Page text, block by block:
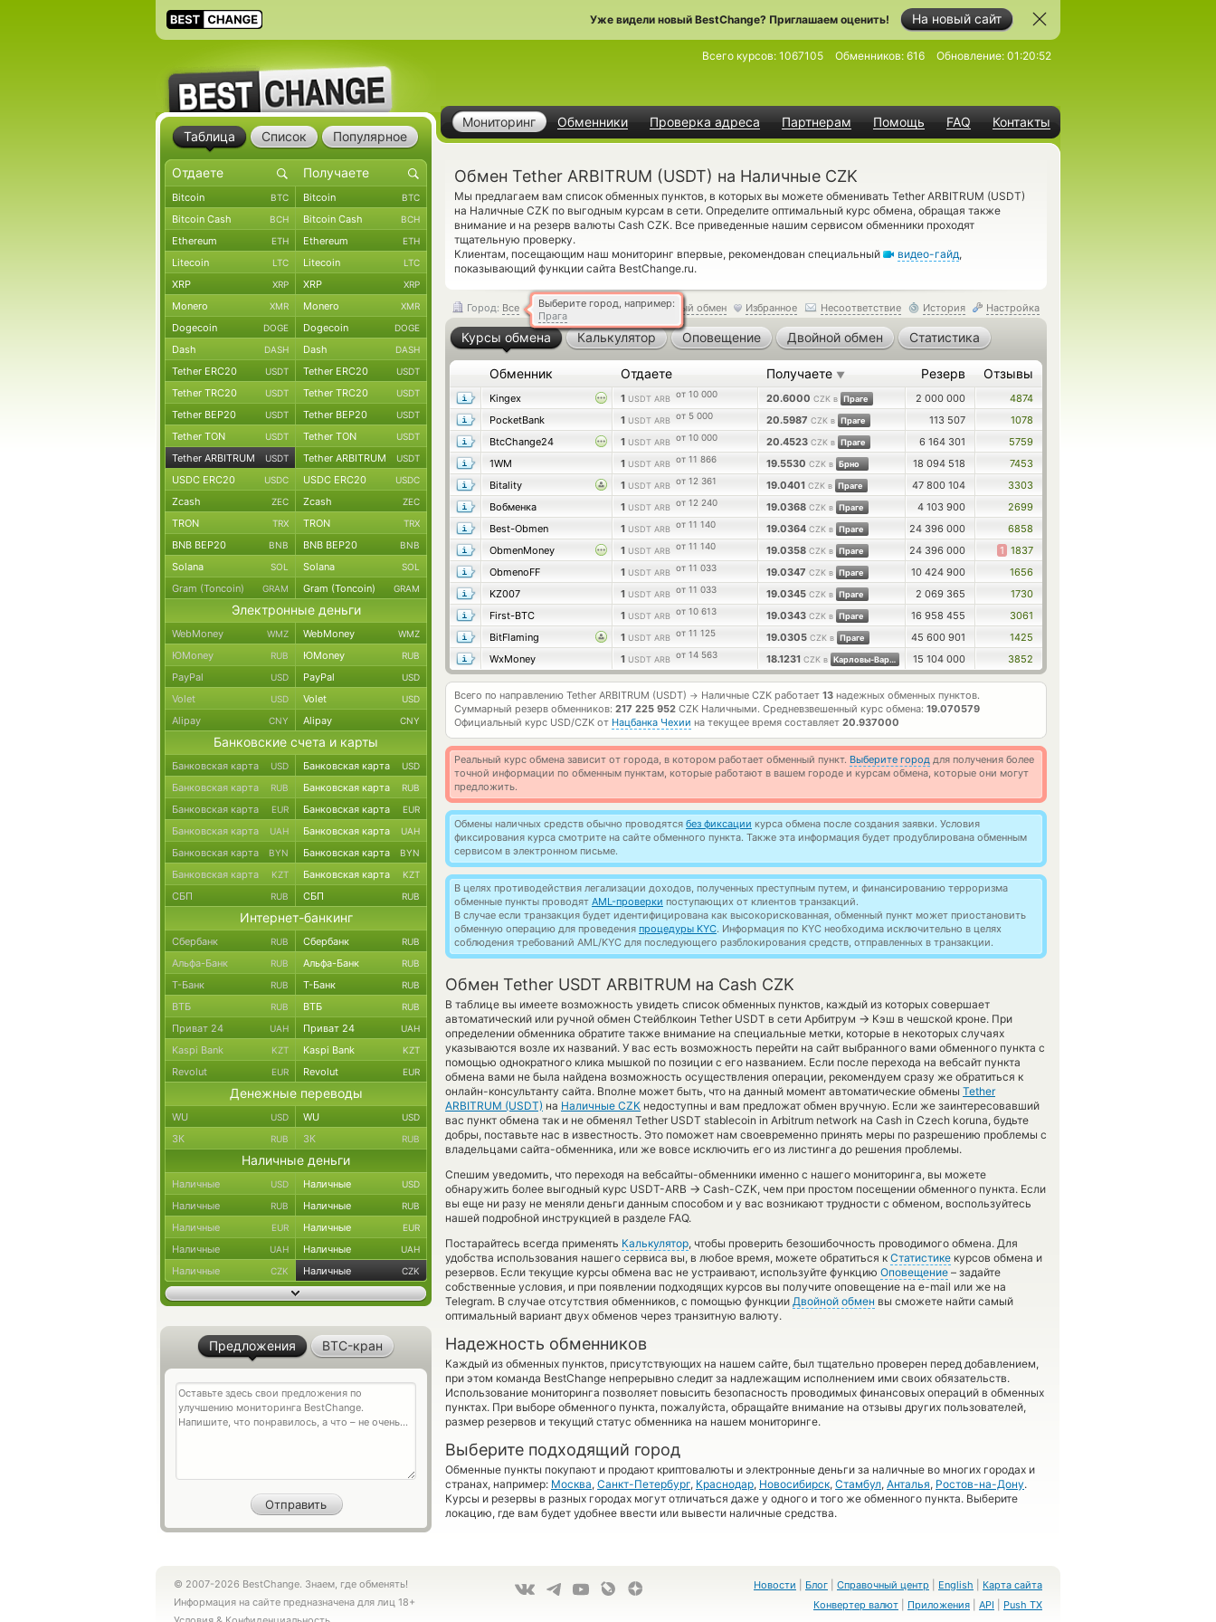
На новый сайт
Уже видели новый BestChange? Приглашаем оценить!
Мониторинг Обменники Проверка адреса Партнерам Помощь FAQ Контакты
Всего курсов: 1067105 Обменников: 616 Обновление: 01:20:52
Обмен Tether ARBITRUM (USDT) на Наличные CZK
Мы предлагаем вам список обменных пунктов, в которых вы можете обменивать Tether ARBITRUM (USDT)
на Наличные CZK по выгодным курсам в сети. Определите оптимальный курс обмена, обращая также
внимание и на резерв валюты Cash CZK. Все приведенные нашим сервисом обменники проходят
тщательную проверку.
Клиентам, посещающим наш мониторинг впервые, рекомендован специальный
видео-гайд,
показывающий функции сайта BestChange.ru.
Обратный обмен Избранное Несоответствие История Настройка
Город: Все
Выберите город, например:
Прага
Курсы обмена Калькулятор Оповещение Двойной обмен Статистика
Обменник Отдаете Получаете ▼ Резерв Отзывы
Kingex 1 USDT ARB от 10 000 20.6000 CZK в Праге 2 000 000
4874
PocketBank
1 USDT ARB от 5 000 20.5987 CZK в Праге 113 507
1078
BtcChange24
1 USDT ARB от 10 000 20.4523 CZK в Праге 6 164 301
5759
1WM
1 USDT ARB от 11 866 19.5530 CZK в Брно 18 094 518
7453
Bitality
1 USDT ARB от 12 361 19.0401 CZK в Праге 47 800 104
3303
Вобменка
1 USDT ARB от 12 240 19.0368 CZK в Праге 4 103 900
2699
Best-Obmen
1 USDT ARB от 11 140 19.0364 CZK в Праге 24 396 000
6858
ObmenMoney
1 USDT ARB от 11 140 19.0358 CZK в Праге 24 396 000 1 1837
ObmenoFF
1 USDT ARB от 11 033 19.0347 CZK в Праге 10 424 900
1656
KZ007
1 USDT ARB от 11 033 19.0345 CZK в Праге 2 069 365
1730
First-BTC
1 USDT ARB от 10 613 19.0343 CZK в Праге 16 958 455
3061
BitFlaming
1 USDT ARB от 11 125 19.0305 CZK в Праге 45 600 901
1425
WxMoney
1 USDT ARB от 14 563 18.1231 CZK в Карловы-Варах 15 104 000 3852
Всего по направлению Tether ARBITRUM (USDT) → Наличные CZK работает 13 надежных обменных пунктов.
Суммарный резерв обменников: 217 225 952 CZK Наличными. Средневзвешенный курс обмена: 19.070579
Официальный курс USD/CZK от Нацбанка Чехии на текущее время составляет 20.937000
Реальный курс обмена зависит от города, в котором работает обменный пункт. Выберите город для получения более
точной информации по обменным пунктам, которые работают в вашем городе и курсам обмена, которые они могут
предложить.
Обмены наличных средств обычно проводятся без фиксации курса обмена после создания заявки. Условия
фиксирования курса смотрите на сайте обменного пункта. Также эта информация будет продублирована обменным
сервисом в электронном письме.
В целях противодействия легализации доходов, полученных преступным путем, и финансированию терроризма
обменные пункты проводят AML-проверки поступающих от клиентов транзакций.
В случае если транзакция будет идентифицирована как высокорискованная, обменный пункт может приостановить
обменную операцию для проведения процедуры KYC. Информация по KYC необходима исключительно в целях
соблюдения требований AML/KYC для последующего разблокирования средств, отправленных в транзакции.
Обмен Tether USDT ARBITRUM на Cash CZK
В таблице вы имеете возможность увидеть список обменных пунктов, каждый из которых совершает
автоматический или ручной обмен Стейблкоин Tether USDT в сети Арбитрум → Кэш в чешской кроне. При
определении обменника обратите также внимание на специальные метки, которые в некоторых случаях
указываются возле их названий. У вас есть возможность перейти на сайт выбранного вами обменного пункта с
помощью однократного клика мышкой по позиции с его названием. Если после перехода на вебсайт пункта
обмена вами не была найдена возможность осуществления операции, рекомендуем сразу же обратиться к
онлайн-консультанту сайта. Вполне может быть, что на данный момент автоматические обмены Tether
ARBITRUM (USDT) на Наличные CZK недоступны и вам предложат обмен вручную. Если же заинтересовавший
вас пункт обмена так и не обменял Tether USDT stablecoin in Arbitrum network на Cash in Czech koruna, будьте
добры, поставьте нас в известность. Это поможет нам своевременно принять меры по разрешению проблемы с
владельцами сайта-обменника, или же вовсе исключить его из листинга до решения проблемы.
Спешим уведомить, что переходя на вебсайты-обменники именно с нашего мониторинга, вы можете
обнаружить более выгодный курс USDT-ARB → Cash-CZK, чем при простом посещении обменного пункта. Если
вы еще ни разу не меняли деньги данным способом и у вас возникают трудности с обменом, воспользуйтесь
нашей подробной инструкцией в разделе FAQ.
Постарайтесь всегда применять Калькулятор, чтобы проверить безошибочность проводимого обмена. Для
удобства использования нашего сервиса вы, в любое время, можете обратиться к Статистике курсов обмена и
резервов. Если текущие курсы обмена вас не устраивают, используйте функцию Оповещение – задайте
собственные условия, и при появлении подходящих курсов вы получите оповещение на e-mail или же на
Telegram. В случае отсутствия обменников, с помощью функции Двойной обмен вы сможете найти самый
оптимальный вариант двух обменов через транзитную валюту.
Надежность обменников
Каждый из обменных пунктов, присутствующих на нашем сайте, был тщательно проверен перед добавлением,
при этом команда BestChange непрерывно следит за надлежащим исполнением ими своих обязательств.
Использование мониторинга позволяет повысить безопасность проводимых финансовых операций в обменных
пунктах. При выборе обменного пункта, пожалуйста, обращайте внимание на отзывы других пользователей,
размер резервов и текущий статус обменника на нашем мониторинге.
Выберите подходящий город
Обменные пункты покупают и продают криптовалюты и электронные деньги за наличные во многих городах и
странах, например: Москва, Санкт-Петербург, Краснодар, Новосибирск, Стамбул, Анталья, Ростов-на-Дону.
Курсы и резервы в разных городах могут отличаться даже у одного и того же обменного пункта. Выберите
локацию, где вам будет удобнее ввести или вывести наличные средства.
Таблица Список Популярное
Bitcoin BTC Bitcoin BTC
Bitcoin Cash BCH Bitcoin Cash BCH
Ethereum ETH Ethereum ETH
Litecoin LTC Litecoin LTC
XRP XRP XRP XRP
Monero XMR Monero XMR
Dogecoin DOGE Dogecoin DOGE
Dash DASH Dash DASH
Tether ERC20 USDT Tether ERC20 USDT
Tether TRC20 USDT Tether TRC20 USDT
Tether BEP20 USDT Tether BEP20 USDT
Tether TON USDT Tether TON USDT
Tether ARBITRUM USDT Tether ARBITRUM USDT
USDC ERC20 USDC USDC ERC20 USDC
Zcash ZEC Zcash ZEC
TRON TRX TRON TRX
BNB BEP20 BNB BNB BEP20 BNB
Solana SOL Solana SOL
Gram (Toncoin) GRAM Gram (Toncoin) GRAM
Электронные деньги
WebMoney WMZ WebMoney WMZ
ЮMoney RUB ЮMoney RUB
PayPal USD PayPal USD
Volet USD Volet USD
Alipay CNY Alipay CNY
Банковские счета и карты
Банковская карта USD Банковская карта USD
Банковская карта RUB Банковская карта RUB
Банковская карта EUR Банковская карта EUR
Банковская карта UAH Банковская карта UAH
Банковская карта BYN Банковская карта BYN
Банковская карта KZT Банковская карта KZT
СБП RUB СБП RUB
Интернет-банкинг
Сбербанк RUB Сбербанк RUB
Альфа-Банк RUB Альфа-Банк RUB
Т-Банк RUB Т-Банк RUB
ВТБ RUB ВТБ RUB
Приват 24 UAH Приват 24 UAH
Kaspi Bank KZT Kaspi Bank KZT
Revolut EUR Revolut EUR
Денежные переводы
WU USD WU USD
ЗК RUB ЗК RUB
Наличные деньги
Наличные USD Наличные USD
Наличные RUB Наличные RUB
Наличные EUR Наличные EUR
Наличные UAH Наличные UAH
Наличные CZK Наличные CZK
Предложения BTC-кран
© 2007-2026 BestChange. Знаем, где обменять!
Информация на сайте предназначена для лиц 18+
Новости Блог Справочный центр English
Карта сайта
Конвертер валют
Приложения API Push TX